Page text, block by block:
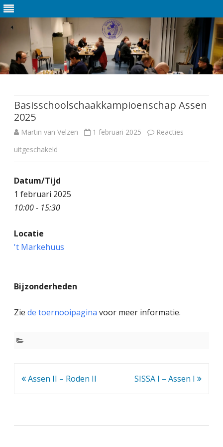
de
inhoud
Basisschoolschaakkampioenschap Assen
2025
Martin van Velzen 1 februari 2025
Reacties
uitgeschakeld
o
s
Datum/Tijd
1 februari 2025
10:00 - 15:30
Locatie
't Markehuus
Bijzonderheden
Zie de toernooipagina voor meer informatie.
Bericht
Assen II – Roden II SISSA I – Assen I